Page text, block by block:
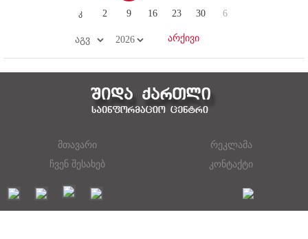
კ 2 9 16 23 30 6
მთავარი
რეკლამა
ჩვენ შესახებ
კონტაქტი